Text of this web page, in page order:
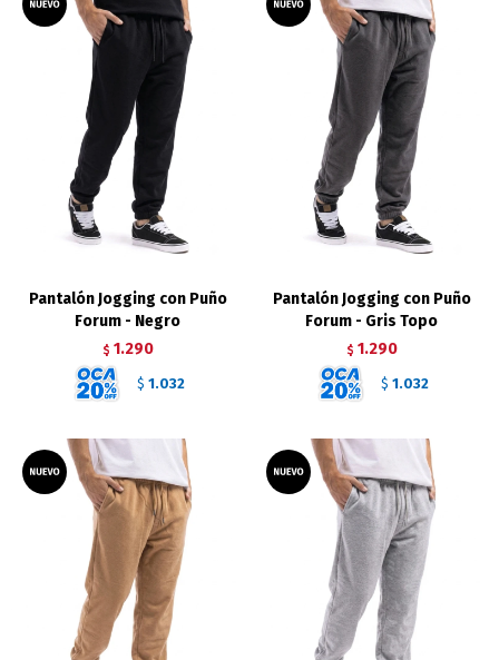
Pantalón Jogging con Puño
Forum - Negro
$ 1.290
$ 1.032
Pantalón Jogging con Puño
Forum - Gris Topo
$ 1.290
$ 1.032